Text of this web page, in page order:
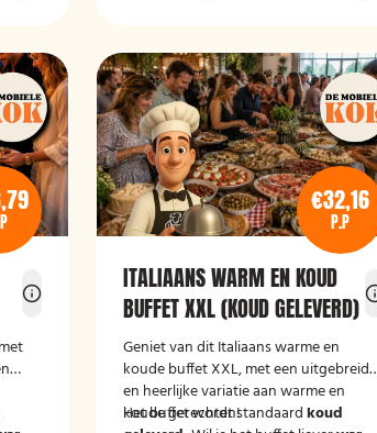
€32,16
P.P
ITALIAANS WARM EN KOUD
BUFFET XXL (KOUD GELEVERD)
Geniet van dit Italiaans warme en
koude buffet XXL, met een uitgebreide
en heerlijke variatie aan warme en
koude gerechten!
Het buffet wordt standaardkoud